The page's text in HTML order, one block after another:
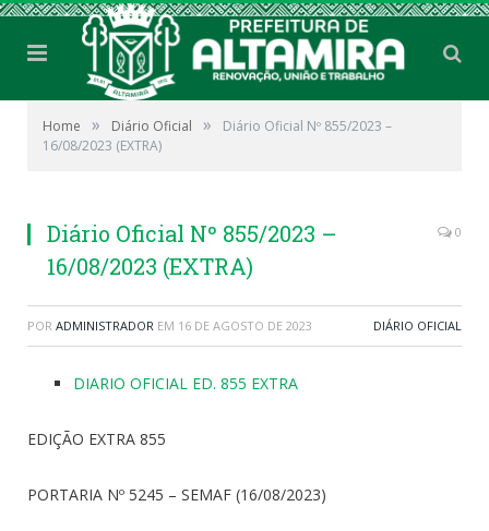
Home » Diário Oficial »
Diário Oficial Nº 855/2023 –
16/08/2023 (EXTRA)
Diário Oficial Nº 855/2023 –
16/08/2023 (EXTRA)
0
POR ADMINISTRADOR EM 16 DE AGOSTO DE 2023 DIÁRIO OFICIAL
DIARIO OFICIAL ED. 855 EXTRA
EDIÇÃO EXTRA 855
PORTARIA Nº 5245 – SEMAF (16/08/2023)